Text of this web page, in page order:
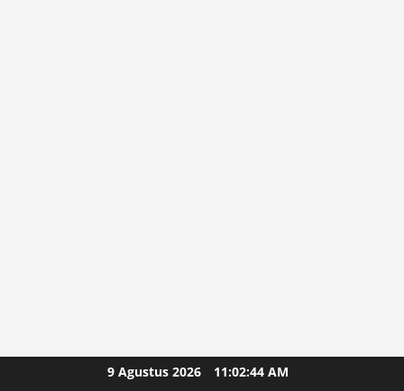
9 Agustus 2026 11:02:46 AM